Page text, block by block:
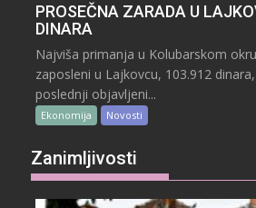
PROSEČNA ZARADA U
DINARA
Najviša primanja u Kolubarskom
zaposleni u Lajkovcu, 103.912
poslednji objavljeni...
Ekonomija Novosti
Zanimljivosti